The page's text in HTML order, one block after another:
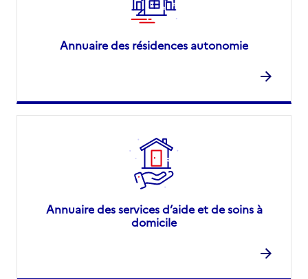
Annuaire des résidences autonomie
Annuaire des services d’aide et de soins à
domicile